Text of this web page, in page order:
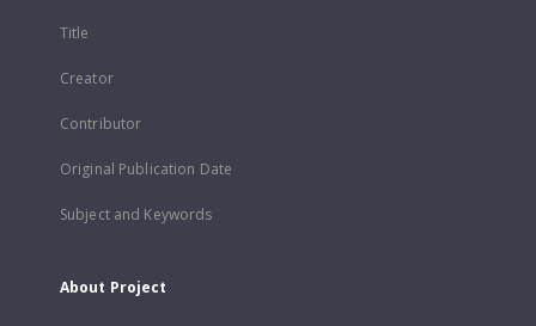
Title
Creator
Contributor
Original Publication Date
Subject and Keywords
About Project